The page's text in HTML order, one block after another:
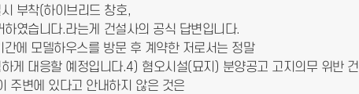
부착(하이브리드 창호,
다.라는게 건설사의 공식 답변입니다.
델하우스를 방문 후 계약한 저로서는 정말
게 대응할 예정입니다.4) 혐오시설(묘지) 분양공고 고지의무 위반 건
주변에 있다고 안내하지 않은 것은